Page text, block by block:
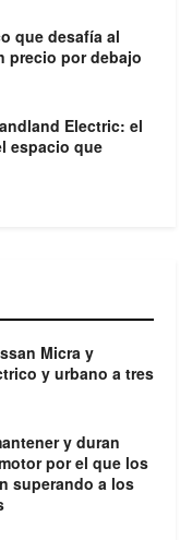
que desafía al
precio por debajo
Electric: el
espacio que
Micra y
y urbano a tres
y duran
por el que los
superando a los